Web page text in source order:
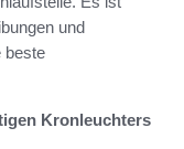
und
beste
Kronleuchters